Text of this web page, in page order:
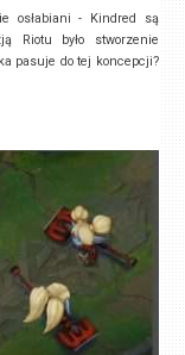
osłabiani - Kindred są
Riotu było stworzenie
pasuje do tej koncepcji?